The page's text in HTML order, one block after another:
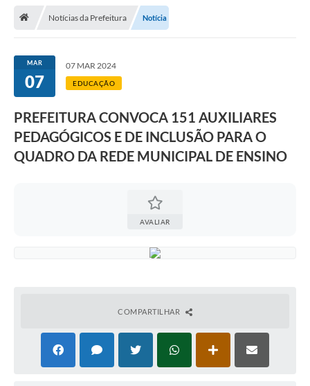
Ouvidorias
Secretarias/Centrais
COVID-19
Prefeito Municipal
Cidadão Online: IPTU - alvará
Notícias da Prefeitura Notícia
MAR
07
07 MAR 2024
EDUCAÇÃO
PREFEITURA CONVOCA 151 AUXILIARES
PEDAGÓGICOS E DE INCLUSÃO PARA O
QUADRO DA REDE MUNICIPAL DE ENSINO
AVALIAR
COMPARTILHAR